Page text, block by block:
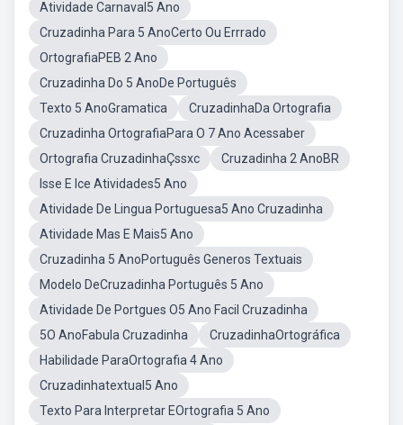
Atividade Carnaval5 Ano
Cruzadinha Para 5 AnoCerto Ou Errrado
OrtografiaPEB 2 Ano
Cruzadinha Do 5 AnoDe Português
Texto 5 AnoGramatica
CruzadinhaDa Ortografia
Cruzadinha OrtografiaPara O 7 Ano Acessaber
Ortografia CruzadinhaÇssxc
Cruzadinha 2 AnoBR
Isse E Ice Atividades5 Ano
Atividade De Lingua Portuguesa5 Ano Cruzadinha
Atividade Mas E Mais5 Ano
Cruzadinha 5 AnoPortuguês Generos Textuais
Modelo DeCruzadinha Português 5 Ano
Atividade De Portgues O5 Ano Facil Cruzadinha
5O AnoFabula Cruzadinha
CruzadinhaOrtográfica
Habilidade ParaOrtografia 4 Ano
Cruzadinhatextual5 Ano
Texto Para Interpretar EOrtografia 5 Ano